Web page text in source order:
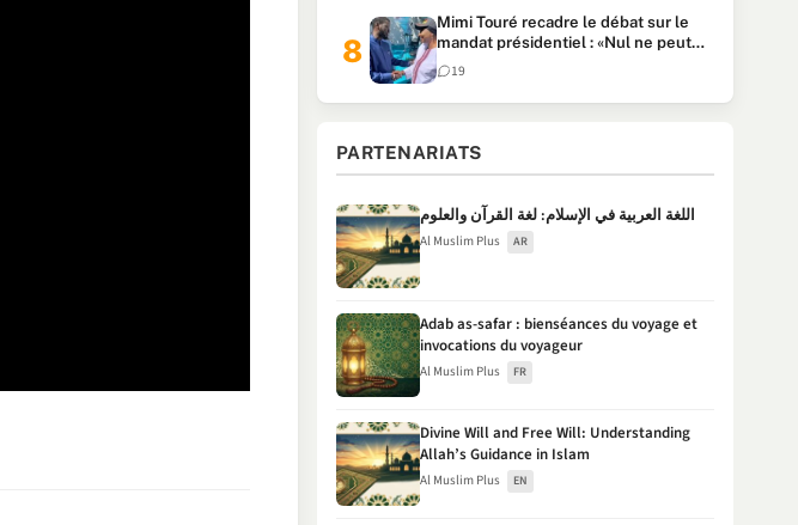
Mimi Touré recadre le débat sur le
mandat présidentiel : «Nul ne peut
faire plus de deux mandats
consécutifs de 5 ans»
19
PARTENARIATS
اللغة العربية في الإسلام: لغة القرآن والعلوم
Al Muslim Plus AR
Adab as-safar : bienséances du voyage et
invocations du voyageur
Al Muslim Plus FR
Divine Will and Free Will: Understanding
Allah’s Guidance in Islam
Al Muslim Plus EN